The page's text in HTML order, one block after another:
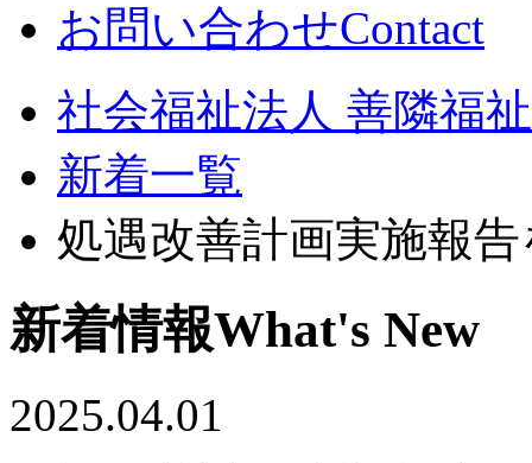
お問い合わせContact
社会福祉法人 善隣福
新着一覧
処遇改善計画実施報
新着情報What's New
2025.04.01